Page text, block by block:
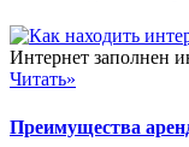
Интернет заполнен
Читать»
Преимущества